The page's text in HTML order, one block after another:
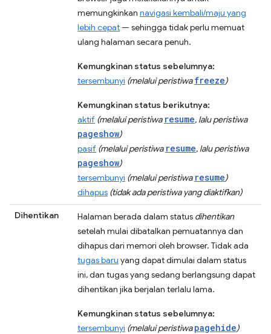
memungkinkan navigasi kembali/maju yang
lebih cepat— sehingga tidak perlu memuat
ulang halaman secara penuh.
Kemungkinan status sebelumnya:
tersembunyi (melalui peristiwafreeze)
Kemungkinan status berikutnya:
aktif (melalui peristiwa resume, lalu peristiwa
pageshow)
pasif (melalui peristiwa resume, lalu peristiwa
pageshow)
tersembunyi (melalui peristiwa resume)
dihapus (tidak ada peristiwa yang diaktifkan)
Dihentikan Halaman berada dalam status dihentikan
setelah mulai dibatalkan pemuatannya dan
dihapus dari memori oleh browser. Tidak ada
tugas baru yang dapat dimulai dalam status
ini, dan tugas yang sedang berlangsung dapat
dihentikan jika berjalan terlalu lama.
Kemungkinan status sebelumnya:
tersembunyi (melalui peristiwapagehide)